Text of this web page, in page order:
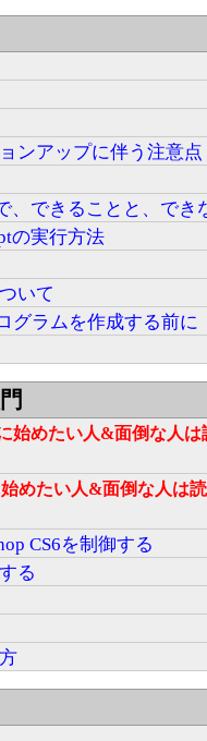
ンアップに伴う注意点
、できることと、でき
の実行方法
いて
グラムを作成する前に
始めたい人&面倒な人
始めたい人&面倒な人は
CS6を制御する
る